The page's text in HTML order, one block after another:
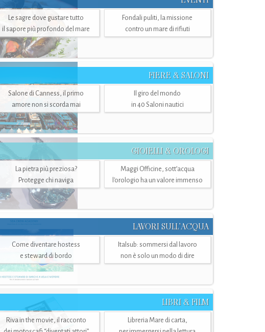
Le sagre dove gustare tutto
il sapore più profondo del mare
Fondali puliti, la missione
contro un mare di rifiuti
FIERE & SALONI
Salone di Canness, il primo
amore non si scorda mai
Il giro del mondo
in 40 Saloni nautici
GIOIELLI & OROLOGI
La pietra più preziosa?
Protegge chi naviga
Maggi Officine, sott’acqua
l'orologio ha un valore immenso
LAVORI SULL’ACQUA
Come diventare hostess
e steward di bordo
Italsub: sommersi dal lavoro
non è solo un modo di dire
LIBRI & FILM
Riva in the movie, il racconto
Libreria Mare di carta,